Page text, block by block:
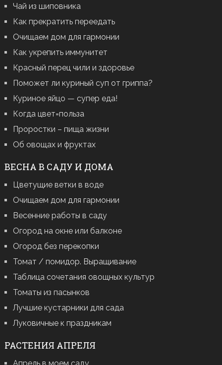
Чай из шиповника
Как прекратить переедать
Очищаем дом для гармонии
Как укрепить иммунитет
Красный перец чили и здоровье
Поможет ли куриный суп от гриппа?
Куриное яйцо — супер еда!
Когда цвет=польза
Проростки – пища жизни
Об овощах и фруктах
ВЕСНА В САДУ И ДОМА
Цветущие ветки в воде
Очищаем дом для гармонии
Весенние работы в саду
Огород на окне или балконе
Огород без перекопки
Томат / помидор. Выращивание
Таблица сочетания овощных культур
Томаты из пасынков
Лучшие кустарники для сада
Луковичные к праздникам
РАСТЕНИЯ АПРЕЛЯ